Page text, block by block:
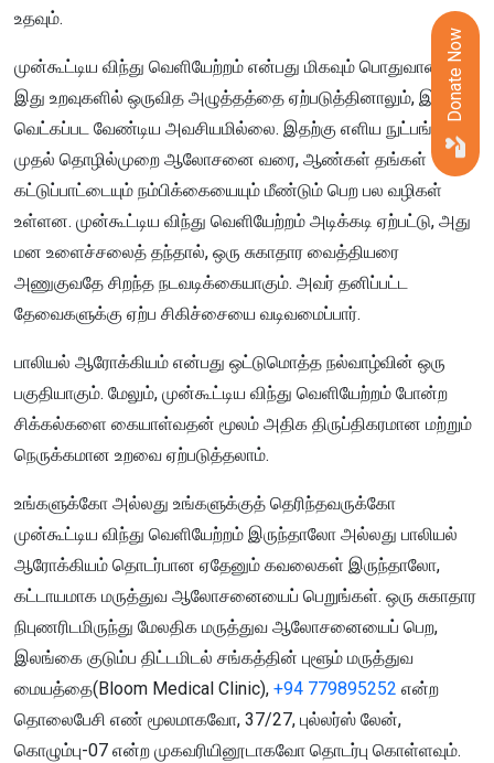
உதவும்.
முன்கூட்டிய விந்து வெளியேற்றம் என்பது மிகவும் பொதுவானது.
இது உறவுகளில் ஒருவித அழுத்தத்தை ஏற்படுத்தினாலும், இதற்கு
வெட்கப்பட வேண்டிய அவசியமில்லை. இதற்கு எளிய நுட்பங்கள்
முதல் தொழில்முறை ஆலோசனை வரை, ஆண்கள் தங்கள்
கட்டுப்பாட்டையும் நம்பிக்கையையும் மீண்டும் பெற பல வழிகள்
உள்ளன. முன்கூட்டிய விந்து வெளியேற்றம் அடிக்கடி ஏற்பட்டு, அது
மன உளைச்சலைத் தந்தால், ஒரு சுகாதார வைத்தியரை
அணுகுவதே சிறந்த நடவடிக்கையாகும். அவர் தனிப்பட்ட
தேவைகளுக்கு ஏற்ப சிகிச்சையை வடிவமைப்பார்.
பாலியல் ஆரோக்கியம் என்பது ஒட்டுமொத்த நல்வாழ்வின் ஒரு
பகுதியாகும். மேலும், முன்கூட்டிய விந்து வெளியேற்றம் போன்ற
சிக்கல்களை கையாள்வதன் மூலம் அதிக திருப்திகரமான மற்றும்
நெருக்கமான உறவை ஏற்படுத்தலாம்.
உங்களுக்கோ அல்லது உங்களுக்குத் தெரிந்தவருக்கோ
முன்கூட்டிய விந்து வெளியேற்றம் இருந்தாலோ அல்லது பாலியல்
ஆரோக்கியம் தொடர்பான ஏதேனும் கவலைகள் இருந்தாலோ,
கட்டாயமாக மருத்துவ ஆலோசனையைப் பெறுங்கள். ஒரு சுகாதார
நிபுணரிடமிருந்து மேலதிக மருத்துவ ஆலோசனையைப் பெற,
இலங்கை குடும்ப திட்டமிடல் சங்கத்தின் புளூம் மருத்துவ
மையத்தை(Bloom Medical Clinic), +94 779895252 என்ற
தொலைபேசி எண் மூலமாகவோ, 37/27, புல்லர்ஸ் லேன்,
கொழும்பு-07 என்ற முகவரியினூடாகவோ தொடர்பு கொள்ளவும்.
Donate Now